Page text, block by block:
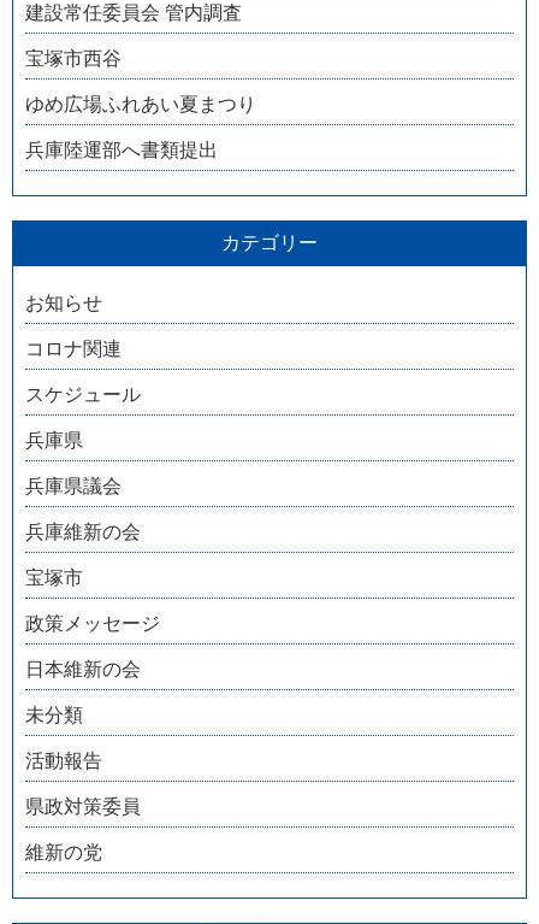
建設常任委員会 管内調査
宝塚市西谷
ゆめ広場ふれあい夏まつり
兵庫陸運部へ書類提出
カテゴリー
お知らせ
コロナ関連
スケジュール
兵庫県
兵庫県議会
兵庫維新の会
宝塚市
政策メッセージ
日本維新の会
未分類
活動報告
県政対策委員
維新の党